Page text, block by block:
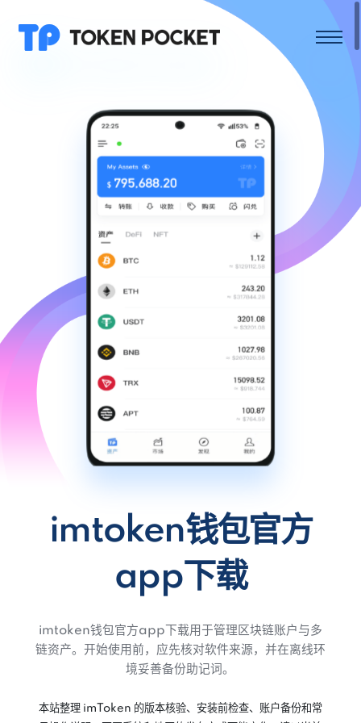
imtoken钱包官方
app下载
imtoken钱包官方app下载用于管理区块链账户与多
链资产。开始使用前，应先核对软件来源，并在离线环
境妥善备份助记词。
本站整理 imToken 的版本核验、安装前检查、账户备份和常